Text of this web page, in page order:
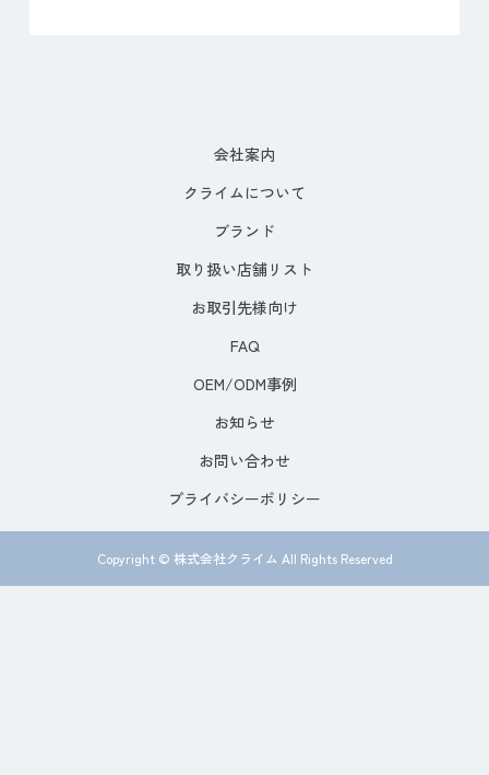
会社案内
クライムについて
ブランド
取り扱い店舗リスト
お取引先様向け
FAQ
OEM/ODM事例
お知らせ
お問い合わせ
プライバシーポリシー
Copyright © 株式会社クライム All Rights Reserved